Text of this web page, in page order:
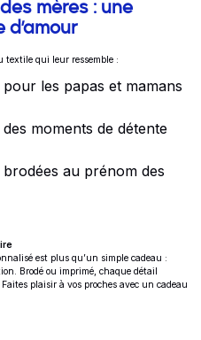
mères : une
textile qui leur ressemble :
pour les papas et mamans
moments de détente
brodées au prénom des
est plus qu’un simple cadeau :
Brodé ou imprimé, chaque détail
plaisir à vos proches avec un cadeau